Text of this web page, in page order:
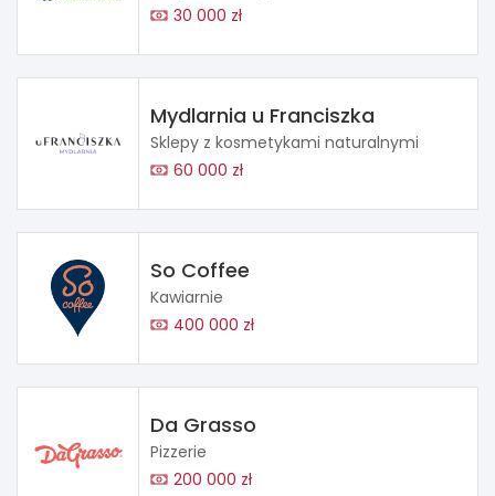
30 000 zł
Mydlarnia u Franciszka
Sklepy z kosmetykami naturalnymi
60 000 zł
So Coffee
Kawiarnie
400 000 zł
Da Grasso
Pizzerie
200 000 zł